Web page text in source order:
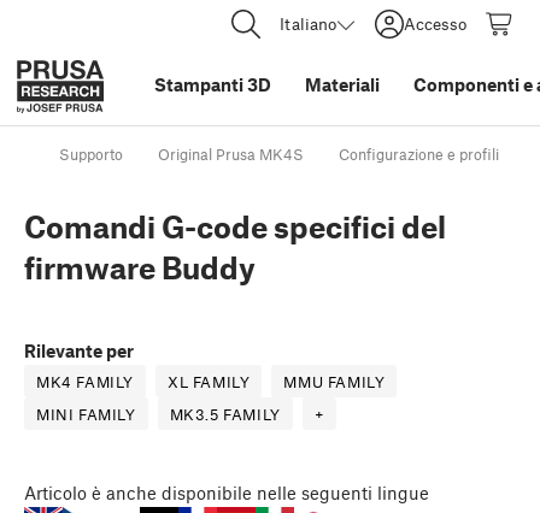
Italiano Accesso
Stampanti 3D Materiali Componenti e
Supporto Original Prusa MK4S Configurazione e profili
Comandi G-code specifici del
firmware Buddy
Rilevante per
MK4 FAMILY XL FAMILY
MMU FAMILY
MINI FAMILY
MK3.5 FAMILY +
Articolo è anche disponibile nelle seguenti lingue